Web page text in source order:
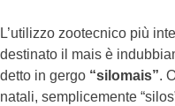
L’utilizzo zootecnico più
destinato il mais è
detto in gergo “silomais”.
natali, semplicemente